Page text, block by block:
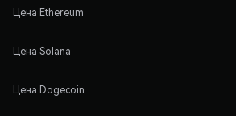
Цена Ethereum
Цена Solana
Цена Dogecoin